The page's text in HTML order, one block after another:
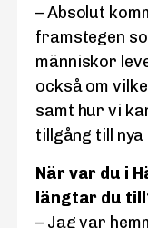
– Absolut
framstegen
människor
också om
samt hur vi
tillgång till
När var du i
längtar du
– Jag var